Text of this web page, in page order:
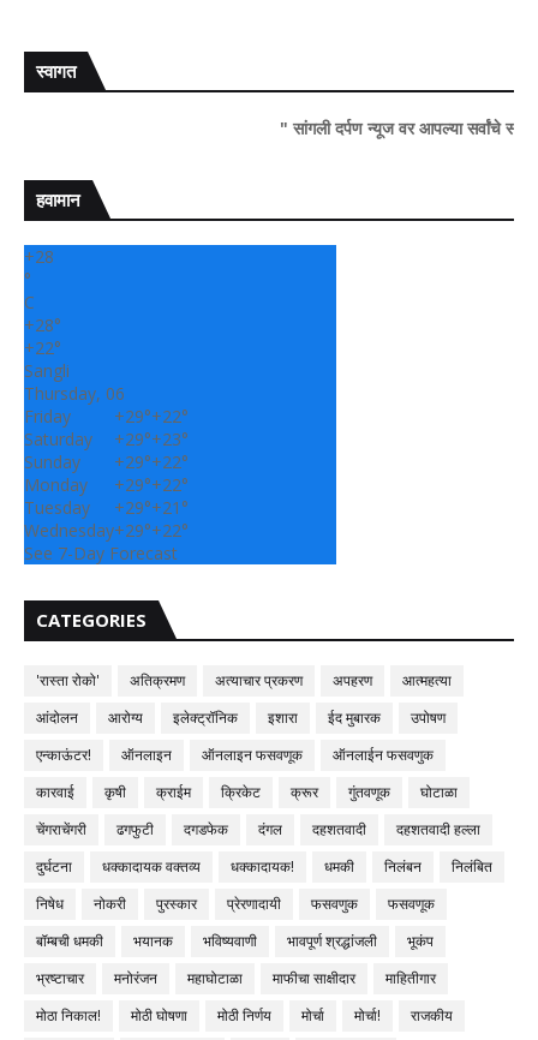
स्वागत
" सांगली दर्पण न्यूज वर आपल्या सर्वांचे सहर्ष स्वागत..!"
हवामान
+28
°
C
+28°
+22°
Sangli
Thursday, 06
Friday
+29°+22°
Saturday
+29°+23°
Sunday
+29°+22°
Monday
+29°+22°
Tuesday
+29°+21°
Wednesday+29°+22°
See 7-Day Forecast
CATEGORIES
'रास्ता रोको' अतिक्रमण अत्याचार प्रकरण अपहरण
आत्महत्या
आंदोलन
आरोग्य इलेक्ट्रॉनिक इशारा ईद मुबारक
उपोषण
एन्काऊंटर!
ऑनलाइन ऑनलाइन फसवणूक
ऑनलाईन फसवणुक
कारवाई
कृषी क्राईम क्रिकेट क्रूर गुंतवणूक
घोटाळा
चेंगराचेंगरी
ढगफुटी दगडफेक दंगल दहशतवादी
दहशतवादी हल्ला
दुर्घटना
धक्कादायक वक्तव्य धक्कादायक! धमकी निलंबन
निलंबित
निषेध
नोकरी पुरस्कार प्रेरणादायी फसवणुक
फसवणूक
बॉम्बची धमकी
भयानक भविष्यवाणी भावपूर्ण श्रद्धांजली
भूकंप
भ्रष्टाचार
मनोरंजन महाघोटाळा माफीचा साक्षीदार
माहितीगार
मोठा निकाल!
मोठी घोषणा मोठी निर्णय मोर्चा मोर्चा!
राजकीय